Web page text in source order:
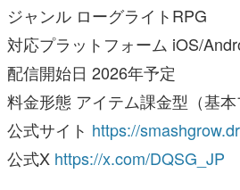
ジャンル ローグライトRPG
対応プラットフォーム iOS/
配信開始日 2026年予定
料金形態 アイテム課金型（基本
公式サイト https://
公式X https://x.com/DQSG_JP